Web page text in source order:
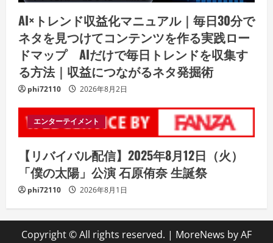
AI×トレンド収益化マニュアル｜毎日30分で
ネタを見つけてコンテンツを作る実践ロー
ドマップ AIだけで毎日トレンドを収集す
る方法｜収益につながるネタ発掘術
phi72110 2026年8月2日
エンターテイメント
【リバイバル配信】2025年8月12日（火）
「僕の太陽」公演 石原侑奈 生誕祭
phi72110 2026年8月1日
Copyright © All rights reserved. | MoreNews by AF